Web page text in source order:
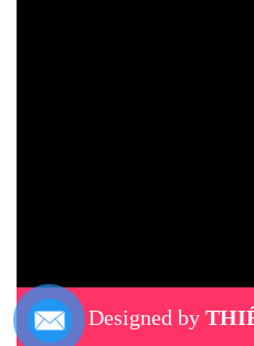
Designed by